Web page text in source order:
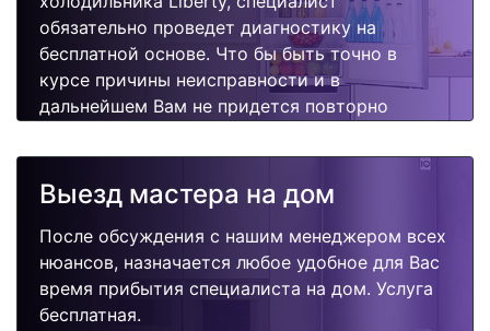
обязательно проведет диагностику на
бесплатной основе. Что бы быть точно в
курсе причины неисправности и в
дальнейшем Вам не придется повторно
поломок.
Выезд мастера на дом
После обсуждения с нашим менеджером всех
нюансов, назначается любое удобное для Вас
время прибытия специалиста на дом. Услуга
бесплатная.